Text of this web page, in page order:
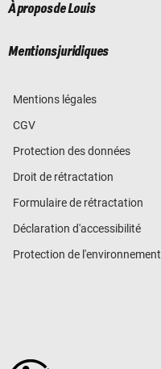
À propos de Louis
Mentions juridiques
Mentions légales
CGV
Protection des données
Droit de rétractation
Formulaire de rétractation
Déclaration d'accessibilité
Protection de l'environnement